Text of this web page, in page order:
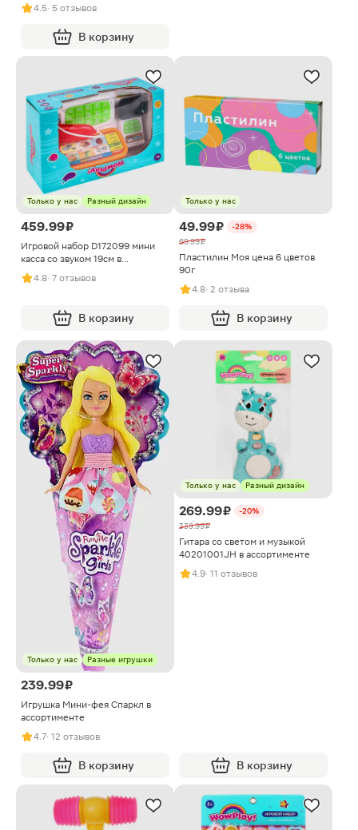
4.5· 5 отзывов
В корзину
Только у нас Разный дизайн
459.99 ₽
Игровой набор D172099 мини
касса со звуком 19см в
ассортименте
4.8· 7 отзывов
В корзину
Только у нас
49.99 ₽
-28%
69.99 ₽
Пластилин Моя цена 6 цветов
90г
4.8· 2 отзыва
В корзину
Только у нас Разные игрушки
239.99 ₽
Игрушка Мини-фея Спаркл в
ассортименте
4.7· 12 отзывов
В корзину
Только у нас Разный дизайн
269.99 ₽
-20%
339.99 ₽
Гитара со светом и музыкой
40201001JH в ассортименте
4.9· 11 отзывов
В корзину